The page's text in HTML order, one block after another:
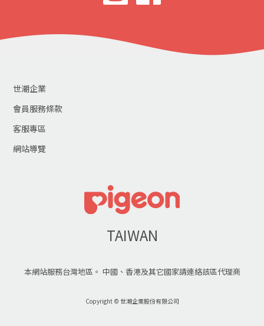
世潮企業
會員服務條款
客服專區
網站導覽
TAIWAN
本網站服務台灣地區。 中國、香港及其它國家請連絡該區代理商
Copyright © 世潮企業股份有限公司